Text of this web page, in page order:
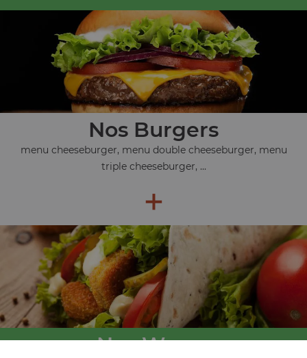
Nos Burgers
menu cheeseburger, menu double cheeseburger, menu
triple cheeseburger, ...
+
Nos Wraps